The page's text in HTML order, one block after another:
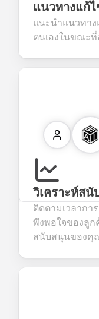
แนวทางแก้
แนะนำแนวทาง
ตนเองในขณะ
วิเคราะห์ส
ติดตามเวลาก
พึงพอใจของลูก
สนับสนุนของคุ